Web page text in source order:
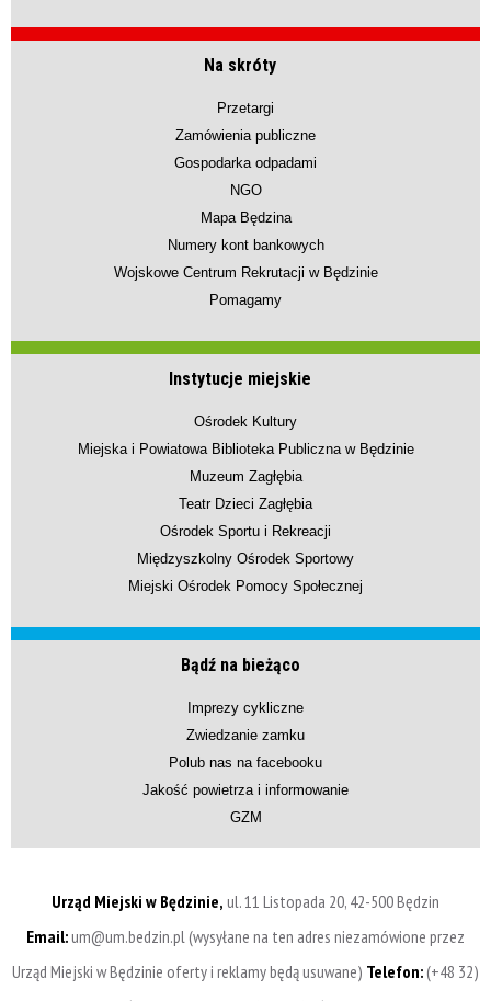
Na skróty
Przetargi
Zamówienia publiczne
Gospodarka odpadami
NGO
Mapa Będzina
Numery kont bankowych
Wojskowe Centrum Rekrutacji w Będzinie
Pomagamy
Instytucje miejskie
Ośrodek Kultury
Miejska i Powiatowa Biblioteka Publiczna w Będzinie
Muzeum Zagłębia
Teatr Dzieci Zagłębia
Ośrodek Sportu i Rekreacji
Międzyszkolny Ośrodek Sportowy
Miejski Ośrodek Pomocy Społecznej
Bądź na bieżąco
Imprezy cykliczne
Zwiedzanie zamku
Polub nas na facebooku
Jakość powietrza i informowanie
GZM
Urząd Miejski w Będzinie, ul. 11 Listopada 20, 42-500 Będzin
Email:um@um.bedzin.pl (wysyłane na ten adres niezamówione przez
Urząd Miejski w Będzinie oferty i reklamy będą usuwane) Telefon:(+48 32)